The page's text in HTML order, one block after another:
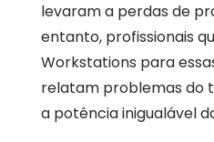
levaram a perdas de
entanto, profissionais
Workstations para
relatam problemas do
a potência inigualável